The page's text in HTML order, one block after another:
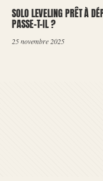
SOLO LEVELING PRÊT À
PASSE-T-IL ?
25 novembre 2025